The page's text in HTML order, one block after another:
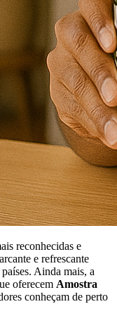
reconhecidas e
e refrescante
Ainda mais, a
oferecem Amostra
conheçam de perto